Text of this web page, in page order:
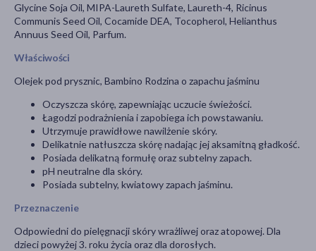
Glycine Soja Oil, MIPA-Laureth Sulfate, Laureth-4, Ricinus
Communis Seed Oil, Cocamide DEA, Tocopherol, Helianthus
Annuus Seed Oil, Parfum.
Właściwości
Olejek pod prysznic, Bambino Rodzina o zapachu jaśminu
Oczyszcza skórę, zapewniając uczucie świeżości.
Łagodzi podrażnienia i zapobiega ich powstawaniu.
Utrzymuje prawidłowe nawilżenie skóry.
Delikatnie natłuszcza skórę nadając jej aksamitną gładkość.
Posiada delikatną formułę oraz subtelny zapach.
pH neutralne dla skóry.
Posiada subtelny, kwiatowy zapach jaśminu.
Przeznaczenie
Odpowiedni do pielęgnacji skóry wrażliwej oraz atopowej. Dla
dzieci powyżej 3. roku życia oraz dla dorosłych.